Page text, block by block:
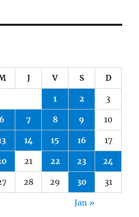
J V S D
1 2 3
6 7 8 9 10
14 15 16 17
21 22 23 24
28 29 30 31
Jan »